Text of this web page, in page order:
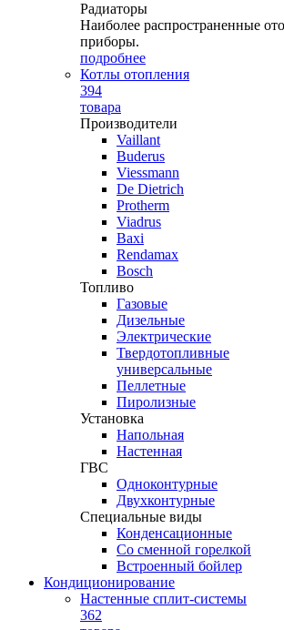
Радиаторы
Наиболее распространенные
приборы.
подробнее
Котлы отопления
394
товара
Производители
Vaillant
Buderus
Viessmann
De Dietrich
Protherm
Viadrus
Baxi
Rendamax
Bosch
Топливо
Газовые
Дизельные
Электрические
Твердотопливные
универсальные
Пеллетные
Пиролизные
Установка
Напольная
Настенная
ГВС
Одноконтурные
Двухконтурные
Специальные виды
Конденсационные
Со сменной горелкой
Встроенный бойлер
Кондиционирование
Настенные сплит-системы
362